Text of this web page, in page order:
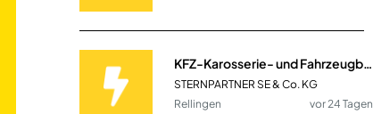
KFZ-Karosserie- und Fahrzeugbaumechaniker/in (m/w/d) Mercedes-Benz
STERNPARTNER SE & Co. KG
Rellingen
vor 24 Tagen